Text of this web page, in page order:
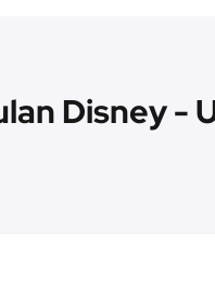
Disney -